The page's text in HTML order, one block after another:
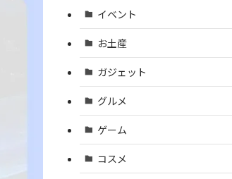
イベント
お土産
ガジェット
グルメ
ゲーム
コスメ